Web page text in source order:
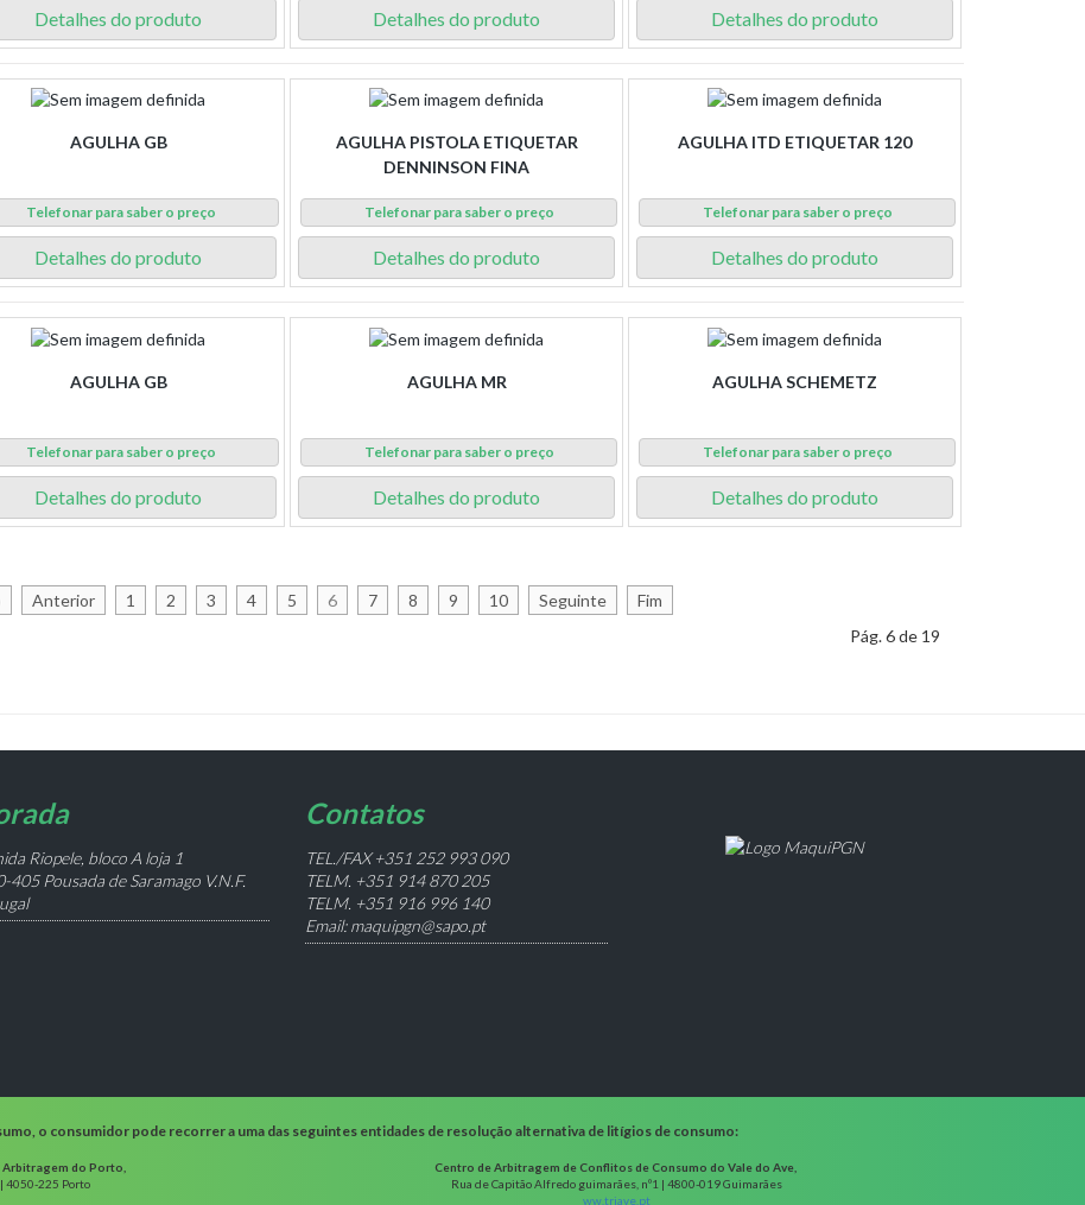
Detalhes do produto Detalhes do produto Detalhes do produto
AGULHA GB
Telefonar para saber o preço
Detalhes do produto
AGULHA PISTOLA ETIQUETAR
DENNINSON FINA
Telefonar para saber o preço
Detalhes do produto
AGULHA ITD ETIQUETAR 120
Telefonar para saber o preço
Detalhes do produto
AGULHA GB
Telefonar para saber o preço
Detalhes do produto
AGULHA MR
Telefonar para saber o preço
Detalhes do produto
AGULHA SCHEMETZ
Telefonar para saber o preço
Detalhes do produto
Anterior 1 2 3 4 5 6 7 8 9 10 Seguinte
Fim
Pág. 6 de 19
Riopele, bloco A loja 1
405 Pousada de Saramago V.N.F.
Contatos
TEL./FAX +351 252 993 090
TELM. +351 914 870 205
TELM. +351 916 996 140
Email: maquipgn@sapo.pt
o consumidor pode recorrer a uma das seguintes entidades de resolução alternativa de litígios de consumo:
do Porto,
| 4050-225 Porto
Centro de Arbitragem de Conflitos de Consumo do Vale do Ave,
Rua de Capitão Alfredo guimarães, nº1 | 4800-019 Guimarães
ww.triave.pt